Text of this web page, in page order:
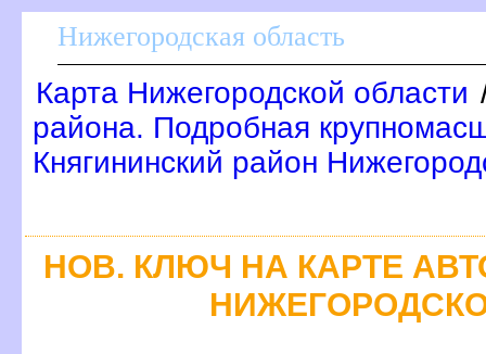
Нижегородская область
Карта Нижегородской области
района. Подробная
Княгининский район
НОВ. КЛЮЧ НА КАРТЕ